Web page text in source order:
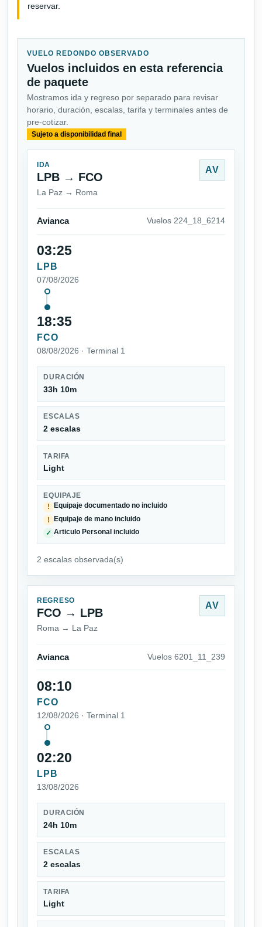
reservar.
VUELO REDONDO OBSERVADO
Vuelos incluidos en esta referencia
de paquete
Mostramos ida y regreso por separado para revisar
horario, duración, escalas, tarifa y terminales antes de
pre-cotizar.
Sujeto a disponibilidad final
IDA
LPB → FCO
La Paz → Roma
AV
Avianca Vuelos 224_18_6214
03:25
LPB
07/08/2026
18:35
FCO
08/08/2026 · Terminal 1
DURACIÓN
33h 10m
ESCALAS
2 escalas
TARIFA
Light
EQUIPAJE
!
Equipaje documentado no incluido
! Equipaje de mano incluido
✓ Articulo Personal incluido
2 escalas observada(s)
REGRESO
FCO → LPB
Roma → La Paz
AV
Avianca Vuelos 6201_11_239
08:10
FCO
12/08/2026 · Terminal 1
02:20
LPB
13/08/2026
DURACIÓN
24h 10m
ESCALAS
2 escalas
TARIFA
Light